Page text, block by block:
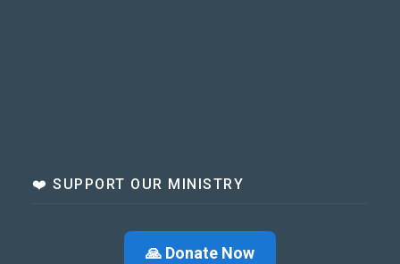
❤️ SUPPORT OUR MINISTRY
🙏 Donate Now